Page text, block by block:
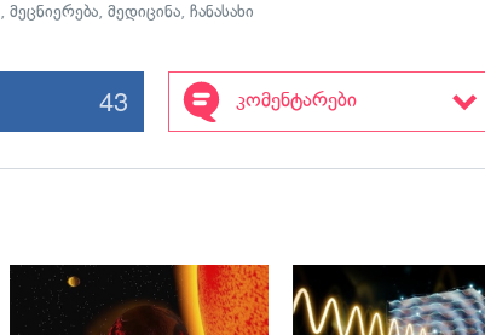
,მეცნიერება,მედიცინა,ჩანასახი
43 კომენტარები
გადახედვა გადახედვა